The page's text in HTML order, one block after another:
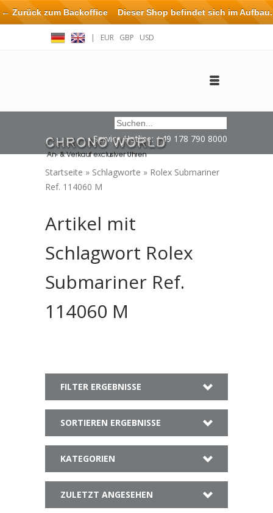
| EUR GBP USD
Service Hotline: +49 178 790 8000
Startseite » Schlagworte » Rolex Submariner
Ref. 114060 M
Artikel mit
Schlagwort Rolex
Submariner Ref.
114060 M
FILTER ERGEBNISSE
SORTIEREN ERGEBNISSE
KATEGORIEN
ZULETZT ANGESEHEN
← Zurück zum BackofficeDieser Shop befindet sich im Aufbau.
Eventuell können nicht alle Bestellungen eingehalten oder erfüllt